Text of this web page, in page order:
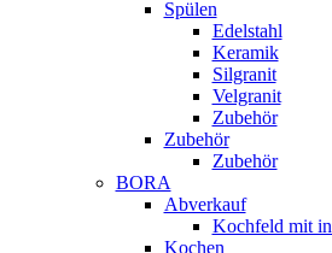
Spülen
Edelstahl
Keramik
Silgranit
Velgranit
Zubehör
Zubehör
Zubehör
BORA
Abverkauf
Kochfeld mit
Kochen